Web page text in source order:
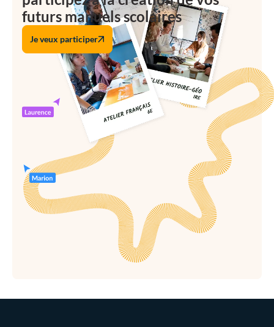
futurs manuels scolaires
Je veux participer